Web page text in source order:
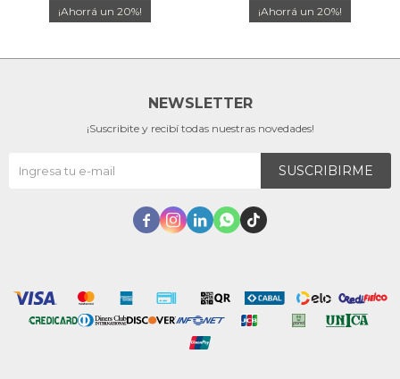
20 20
NEWSLETTER
¡Suscribite y recibí todas nuestras novedades!
SUSCRIBIRME
    